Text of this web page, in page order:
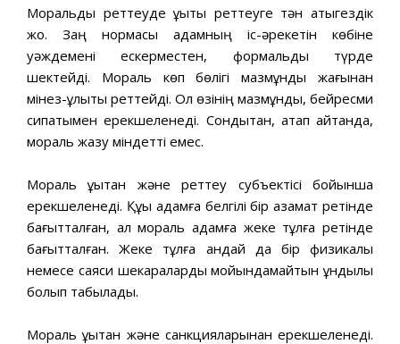
Моральдық реттеуде құқықтық реттеуге тән қатыгездік
жоқ. Заң нормасы адамның іс-әрекетін көбіне
уәждемені ескерместен, формальды түрде
шектейді. Мораль көп бөлігі мазмұнды жағынан
мінез-құлықты реттейді. Ол өзінің мазмұндық, бейресми
сипатымен ерекшеленеді. Сондықтан, атап айтқанда,
мораль жазу міндетті емес.
Мораль құқықтан және реттеу субъектісі бойынша
ерекшеленеді. Құқық адамға белгілі бір азамат ретінде
бағытталған, ал мораль адамға жеке тұлға ретінде
бағытталған. Жеке тұлға қандай да бір физикалық
немесе саяси шекараларды мойындамайтын құндылық
болып табылады.
Мораль құқықтан және санкцияларынан ерекшеленеді.